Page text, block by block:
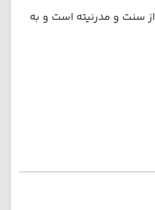
سنت و مدرنیته است و به